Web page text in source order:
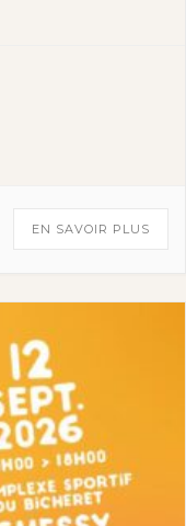
EN SAVOIR PLUS